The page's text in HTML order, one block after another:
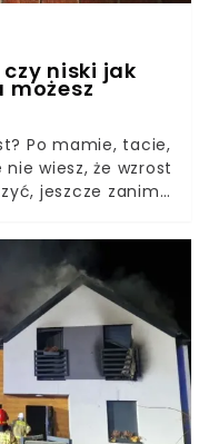
niski jak
możesz
Po mamie, tacie,
wiesz, że wzrost
jeszcze zanim
Tutaj nie ma
także wzrost,
doświadczenia. Nie
wzrost dziecka
dwa sposoby.